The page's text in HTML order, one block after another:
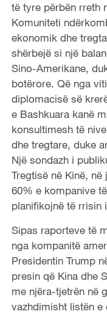
të tyre përbën rreth
Komuniteti
ekonomik dhe
shërbejë si një
Sino-Amerikane,
botërore. Që nga
diplomacisë së
e Bashkuara kanë
konsultimesh të
dhe tregtare, duke
Një sondazh i
Tregtisë në Kinë,
60% e kompanive
planifikojnë të rrisin
Sipas raporteve të
nga kompanitë
Presidentin Trump
presin që Kina dhe
me njëra-tjetrën në
vazhdimisht listën e